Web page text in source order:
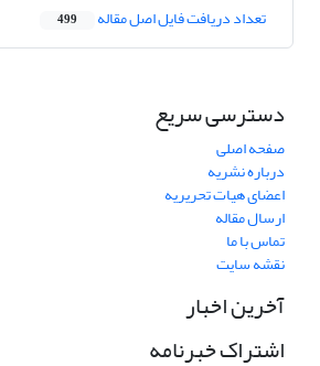
تعداد دریافت فایل اصل مقاله 499
دسترسی سریع
صفحه اصلی
درباره نشریه
اعضای هیات تحریریه
ارسال مقاله
تماس با ما
نقشه سایت
آخرین اخبار
اشتراک خبرنامه